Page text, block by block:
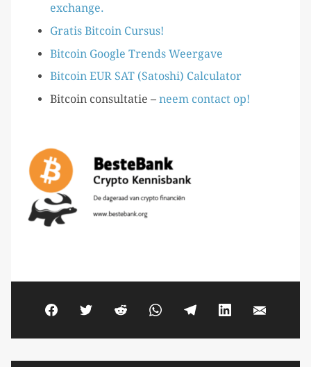
exchange.
Gratis Bitcoin Cursus!
Bitcoin Google Trends Weergave
Bitcoin EUR SAT (Satoshi) Calculator
Bitcoin consultatie – neem contact op!